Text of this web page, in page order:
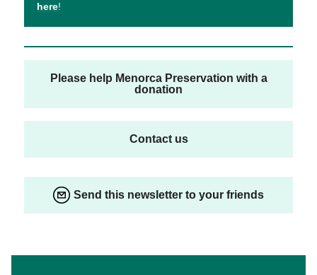
here!
Please help Menorca Preservation with a
donation
Contact us
Send this newsletter to your friends